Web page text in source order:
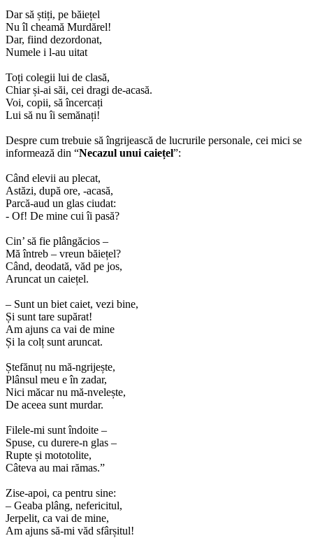
Dar să știți, pe băiețel
Nu îl cheamă Murdărel!
Dar, fiind dezordonat,
Numele i l-au uitat
Toți colegii lui de clasă,
Chiar și-ai săi, cei dragi de-acasă.
Voi, copii, să încercați
Lui să nu îi semănați!
Despre cum trebuie să îngrijească de lucrurile personale, cei mici se
informează din “Necazul unui caiețel”:
Când elevii au plecat,
Astăzi, după ore, -acasă,
Parcă-aud un glas ciudat:
- Of! De mine cui îi pasă?
Cin’ să fie plângăcios –
Mă întreb – vreun băiețel?
Când, deodată, văd pe jos,
Aruncat un caiețel.
– Sunt un biet caiet, vezi bine,
Și sunt tare supărat!
Am ajuns ca vai de mine
Și la colț sunt aruncat.
Ștefănuț nu mă-ngrijește,
Plânsul meu e în zadar,
Nici măcar nu mă-nvelește,
De aceea sunt murdar.
Filele-mi sunt îndoite –
Spuse, cu durere-n glas –
Rupte și mototolite,
Câteva au mai rămas.”
Zise-apoi, ca pentru sine:
– Geaba plâng, nefericitul,
Jerpelit, ca vai de mine,
Am ajuns să-mi văd sfârșitul!